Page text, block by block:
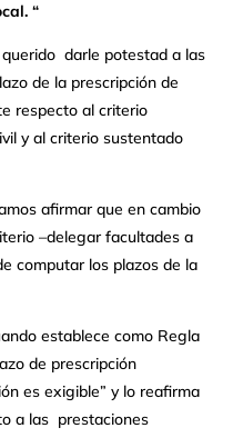
“
darle potestad a las
de la prescripción de
respecto al criterio
y al criterio sustentado
afirmar que en cambio
–delegar facultades a
computar los plazos de la
establece como Regla
de prescripción
es exigible” y lo reafirma
a las prestaciones